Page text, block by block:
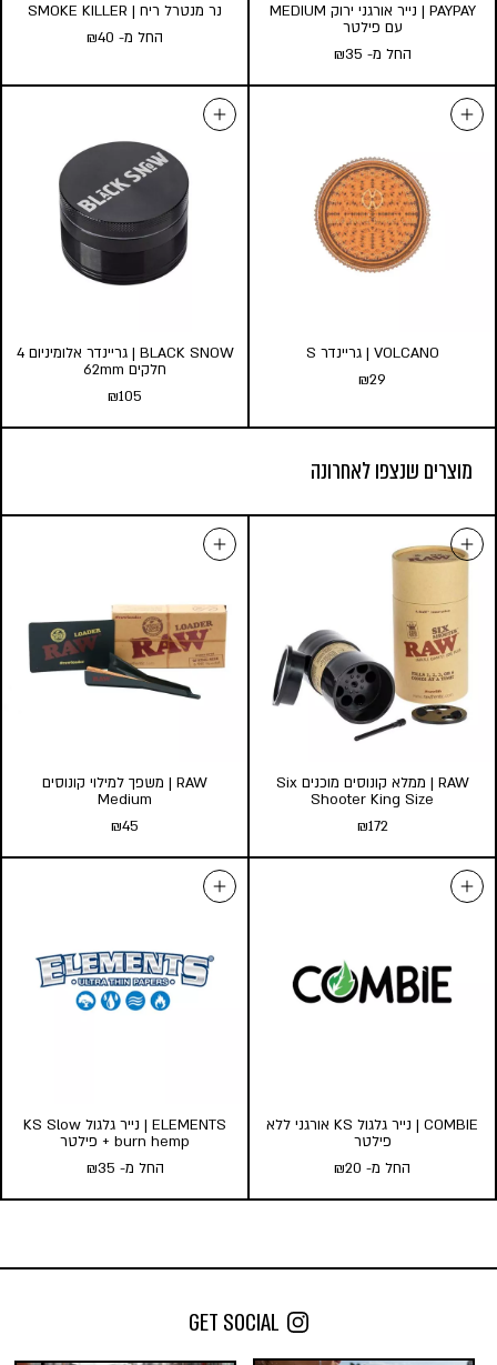
PAYPAY | נייר אורגני ירוק MEDIUM
עם פילטר
החל מ-
₪35
החל מ- ₪35
כמות במארז:
5
10
24
נר מנטרל ריח | SMOKE KILLER
החל מ-
₪40
נר מנטרל ריח | SMOKE KILLER
החל מ- ₪40
גודל:
VOLCANO | גריינדר S
₪29
VOLCANO | גריינדר S
BLACK SNOW | גריינדר אלומיניום 4
חלקים 62mm
₪105
₪105
מוצרים שנצפו לאחרונה
RAW | ממלא קונוסים מוכנים Six
Shooter King Size
₪172
הוספה לסל
RAW | משפך למילוי קונוסים
Medium
₪45
₪45
הוספה לסל
COMBIE | נייר גלגול KS אורגני ללא
פילטר
החל מ-
₪20
ללא פילטר
5
10
25
50
ELEMENTS | נייר גלגול KS Slow
burn hemp + פילטר
החל מ-
₪35
burn hemp + פילטר
GET SOCIAL